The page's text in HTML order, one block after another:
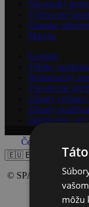
Slovenský
Výživa pre
Dámske
Matcha
Kontakt
Všetky
Reklamačný
Všeobecné
Zásady
Zásady
Odstúpenie od
Čeština‎
©
môžu